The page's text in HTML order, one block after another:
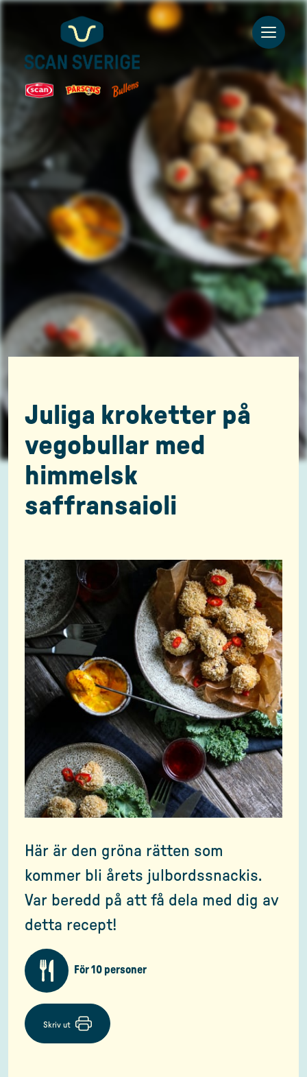
Go to main content
Juliga kroketter på
vegobullar med
himmelsk
saffransaioli
Här är den gröna rätten som
kommer bli årets julbordssnackis.
Var beredd på att få dela med dig av
detta recept!
För 10 personer
Skriv ut